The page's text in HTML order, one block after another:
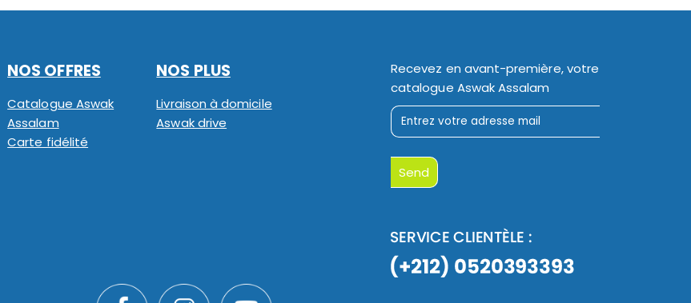
NOS OFFRES
Catalogue Aswak
Assalam
Carte fidélité
NOS PLUS
Livraison à domicile
Aswak drive
Recevez en avant-première, votre
catalogue Aswak Assalam